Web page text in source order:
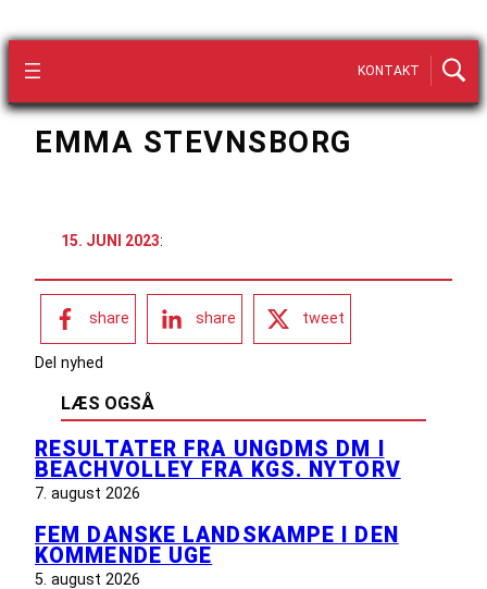
KONTAKT
EMMA STEVNSBORG
15. JUNI 2023:
share share tweet
Del nyhed
LÆS OGSÅ
RESULTATER FRA UNGDMS DM I
BEACHVOLLEY FRA KGS. NYTORV
7. august 2026
FEM DANSKE LANDSKAMPE I DEN
KOMMENDE UGE
5. august 2026